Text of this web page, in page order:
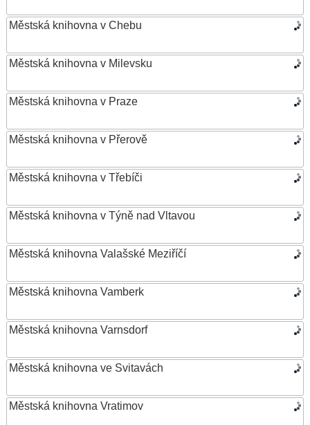
Městská knihovna v Chebu
Městská knihovna v Milevsku
Městská knihovna v Praze
Městská knihovna v Přerově
Městská knihovna v Třebíči
Městská knihovna v Týně nad Vltavou
Městská knihovna Valašské Meziříčí
Městská knihovna Vamberk
Městská knihovna Varnsdorf
Městská knihovna ve Svitavách
Městská knihovna Vratimov